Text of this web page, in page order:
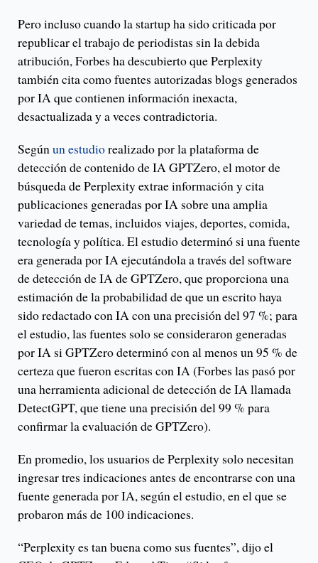
Pero incluso cuando la startup ha sido criticada por
republicar el trabajo de periodistas sin la debida
atribución, Forbes ha descubierto que Perplexity
también cita como fuentes autorizadas blogs generados
por IA que contienen información inexacta,
desactualizada y a veces contradictoria.
Según un estudiorealizado por la plataforma de
detección de contenido de IA GPTZero, el motor de
búsqueda de Perplexity extrae información y cita
publicaciones generadas por IA sobre una amplia
variedad de temas, incluidos viajes, deportes, comida,
tecnología y política. El estudio determinó si una fuente
era generada por IA ejecutándola a través del software
de detección de IA de GPTZero, que proporciona una
estimación de la probabilidad de que un escrito haya
sido redactado con IA con una precisión del 97 %; para
el estudio, las fuentes solo se consideraron generadas
por IA si GPTZero determinó con al menos un 95 % de
certeza que fueron escritas con IA (Forbes las pasó por
una herramienta adicional de detección de IA llamada
DetectGPT, que tiene una precisión del 99 % para
confirmar la evaluación de GPTZero).
En promedio, los usuarios de Perplexity solo necesitan
ingresar tres indicaciones antes de encontrarse con una
fuente generada por IA, según el estudio, en el que se
probaron más de 100 indicaciones.
“Perplexity es tan buena como sus fuentes”, dijo el